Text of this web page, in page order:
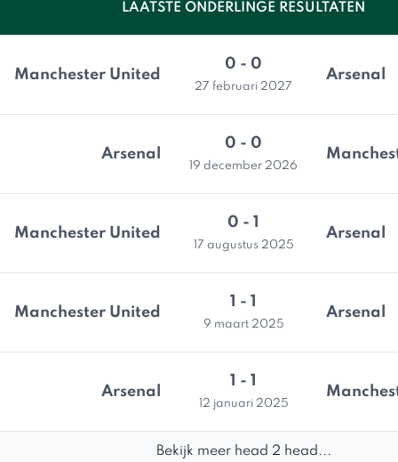
LAATSTE ONDERLINGE RESULTATEN
Manchester United
0 - 0
27 februari 2027
Arsenal
Arsenal
0 - 0
19 december 2026
Manchester United
0 - 1
17 augustus 2025
Arsenal
Manchester United
1 - 1
9 maart 2025
Arsenal
Arsenal
1 - 1
12 januari 2025
Bekijk meer head 2 head...